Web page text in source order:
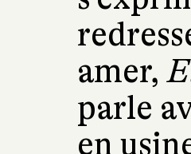
amer,
parle
en